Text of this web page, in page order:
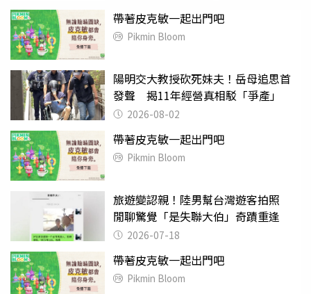
帶著皮克敏一起出門吧
Pikmin Bloom
陽明交大教授砍死妹夫！岳母追思首
發聲 揭11年經營真相駁「爭產」
2026-08-02
帶著皮克敏一起出門吧
Pikmin Bloom
旅遊變認親！陸男幫台灣遊客拍照
閒聊驚覺「是失聯大伯」奇蹟重逢
2026-07-18
帶著皮克敏一起出門吧
Pikmin Bloom